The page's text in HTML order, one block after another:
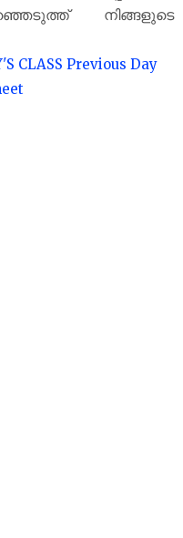
നിങ്ങളുടെ
CLASS Previous Day